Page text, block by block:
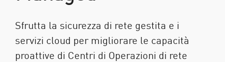
Sfrutta la sicurezza di rete gestita e i
servizi cloud per migliorare le capacità
proattive di Centri di Operazioni di rete